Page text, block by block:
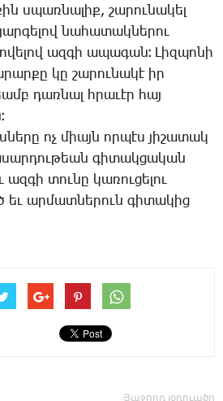
սպառ­նա­լիք, շա­րու­նա­կել
նա­հա­տակ­նե­րու
ազ­գի ա­պա­գան։ ­Լիզ­պո­նի
կը շա­րու­նա­կէ իր
դառ­նալ հրա­ւէր հայ
ոչ միայն որ­պէս յի­շա­տակ
գի­տակ­ցա­կան
ազ­գի տու­նը կա­ռու­ցե­լու
եւ ար­մատ­նե­րուն գի­տա­կից
Յաջորդ յօդուածը